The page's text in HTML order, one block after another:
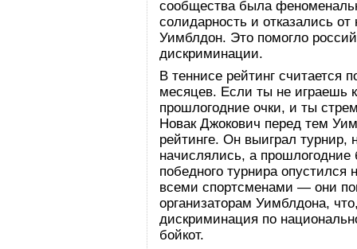
сообщества была
солидарность и отказались
Уимблдон. Это помогло
дискриминации.
В теннисе рейтинг считается
месяцев. Если ты не играешь
прошлогодние очки, и ты
Новак Джокович перед тем
рейтинге. Он выиграл турнир,
начислялись, а
победного турнира
всеми спортсменами — они
организаторам Уимблдона,
дискриминация по
бойкот.